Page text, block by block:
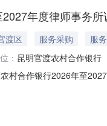
年度律师事务
渡区 服务采购
服务
： 昆明官渡农村合作银行
村合作银行2026年至